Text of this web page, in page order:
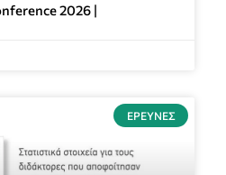
2026 |
ΈΡΕΥΝΕΣ